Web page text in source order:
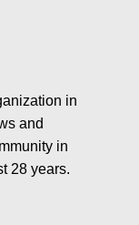
in
and
in
28 years.